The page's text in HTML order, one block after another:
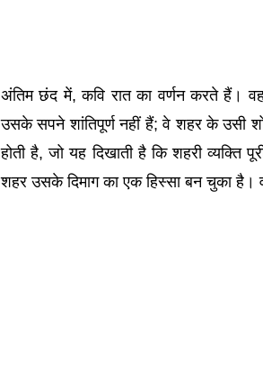
अंतिम छंद में, कवि रात का वर्णन करते हैं।
उसके सपने शांतिपूर्ण नहीं हैं; वे शहर के उसी
होती है, जो यह दिखाती है कि शहरी
शहर उसके दिमाग का एक हिस्सा बन चुका